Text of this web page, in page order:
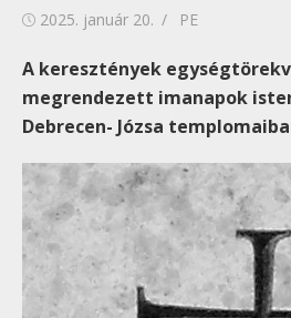
Posted
2025. január 20. Author
PE
A keresztények
megrendezett imanapok
Debrecen- Józsa